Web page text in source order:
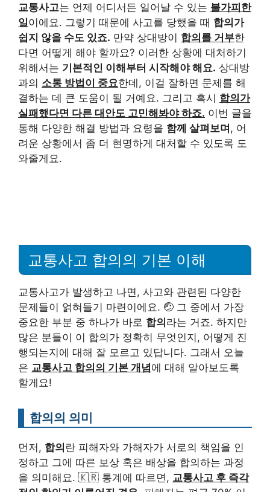
교통사고는 언제 어디서든 일어날 수 있는 불가피한
일이에요. 그렇기 때문에 사고를 당했을 때 합의가
쉽지 않을 수도 있죠. 만약 상대방이 합의를 거부한
다면 어떻게 해야 할까요? 이러한 상황에 대처하기
위해서는 기본적인 이해부터 시작해야 해요. 상대방
과의 소통 방법이 중요한데, 이걸 잘하면 문제를 해
결하는 데 큰 도움이 될 거예요. 그리고 혹시 합의가
실패했다면 다른 대안도 고민해봐야 하죠. 이번 글을
통해 다양한 해결 방법과 요령을 함께 살펴보며, 어
려운 상황에서 좀 더 현명하게 대처할 수 있도록 도
와줄게요.
교통사고 합의의 기본 이해
교통사고가 발생하고 나면, 사고와 관련된 다양한
문제들이 얽혀들기 마련이에요. 🤕 그 중에서 가장
중요한 부분 중 하나가 바로 합의 라는 거죠. 하지만
많은 분들이 이 합의가 정확히 무엇인지, 어떻게 진
행되는지에 대해 잘 모르고 있답니다. 그래서 오늘
은 교통사고 합의의 기본 개념에 대해 알아보도록
할게요!
합의의 의미
먼저, 합의 란 피해자와 가해자가 서로의 책임을 인
정하고 그에 따른 보상 혹은 배상을 합의하는 과정
을 의미해요. 🇰🇷 통계에 따르면, 교통사고 후 즉각